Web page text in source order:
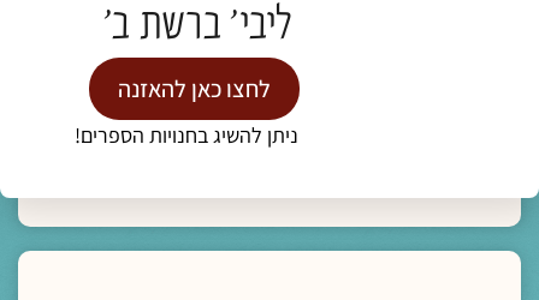
ליבי' ברשת ב'
לחצו כאן להאזנה
ניתן להשיג בחנויות הספרים!